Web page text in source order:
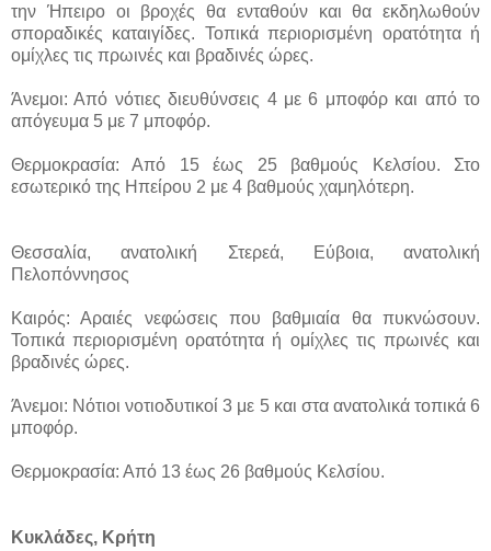
την Ήπειρο οι βροχές θα ενταθούν και θα εκδηλωθούν
σποραδικές καταιγίδες. Τοπικά περιορισμένη ορατότητα ή
ομίχλες τις πρωινές και βραδινές ώρες.
Άνεμοι: Από νότιες διευθύνσεις 4 με 6 μποφόρ και από το
απόγευμα 5 με 7 μποφόρ.
Θερμοκρασία: Από 15 έως 25 βαθμούς Κελσίου. Στο
εσωτερικό της Ηπείρου 2 με 4 βαθμούς χαμηλότερη.
Θεσσαλία, ανατολική Στερεά, Εύβοια, ανατολική
Πελοπόννησος
Καιρός: Αραιές νεφώσεις που βαθμιαία θα πυκνώσουν.
Τοπικά περιορισμένη ορατότητα ή ομίχλες τις πρωινές και
βραδινές ώρες.
Άνεμοι: Νότιοι νοτιοδυτικοί 3 με 5 και στα ανατολικά τοπικά 6
μποφόρ.
Θερμοκρασία: Από 13 έως 26 βαθμούς Κελσίου.
Κυκλάδες, Κρήτη